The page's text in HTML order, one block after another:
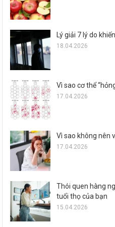
Lý giải 7 lý do
18.04.2026
Vì sao cơ thể
17.04.2026
Vì sao không nên
17.04.2026
Thói quen hàng
tuổi thọ của bạn
15.04.2026